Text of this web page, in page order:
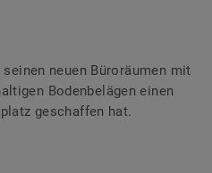
neuen Büroräumen mit
Bodenbelägen einen
geschaffen hat.